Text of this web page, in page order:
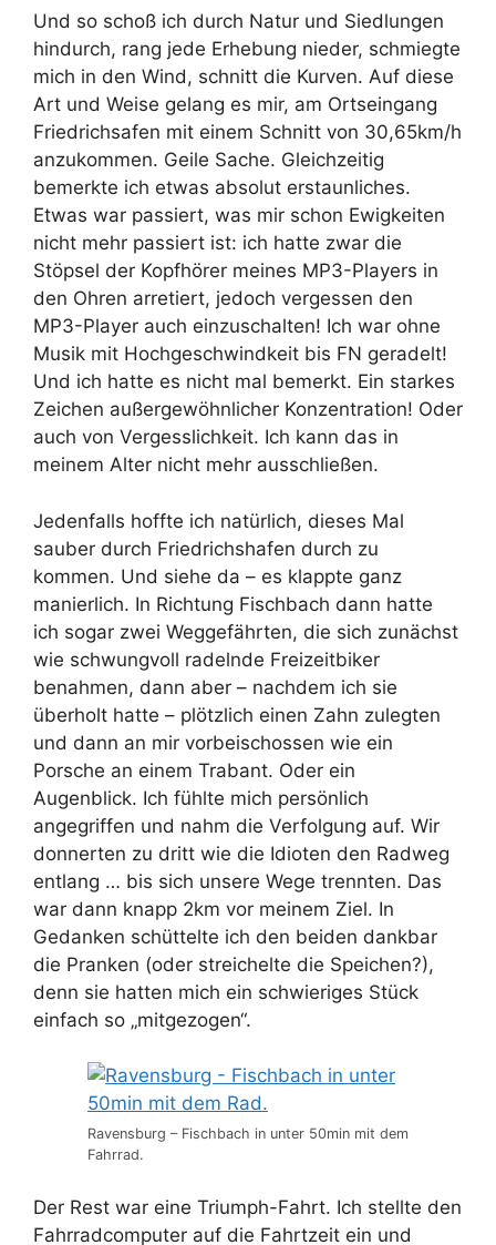
Und so schoß ich durch Natur und Siedlungen
hindurch, rang jede Erhebung nieder, schmiegte
mich in den Wind, schnitt die Kurven. Auf diese
Art und Weise gelang es mir, am Ortseingang
Friedrichsafen mit einem Schnitt von 30,65km/h
anzukommen. Geile Sache. Gleichzeitig
bemerkte ich etwas absolut erstaunliches.
Etwas war passiert, was mir schon Ewigkeiten
nicht mehr passiert ist: ich hatte zwar die
Stöpsel der Kopfhörer meines MP3-Players in
den Ohren arretiert, jedoch vergessen den
MP3-Player auch einzuschalten! Ich war ohne
Musik mit Hochgeschwindkeit bis FN geradelt!
Und ich hatte es nicht mal bemerkt. Ein starkes
Zeichen außergewöhnlicher Konzentration! Oder
auch von Vergesslichkeit. Ich kann das in
meinem Alter nicht mehr ausschließen.
Jedenfalls hoffte ich natürlich, dieses Mal
sauber durch Friedrichshafen durch zu
kommen. Und siehe da – es klappte ganz
manierlich. In Richtung Fischbach dann hatte
ich sogar zwei Weggefährten, die sich zunächst
wie schwungvoll radelnde Freizeitbiker
benahmen, dann aber – nachdem ich sie
überholt hatte – plötzlich einen Zahn zulegten
und dann an mir vorbeischossen wie ein
Porsche an einem Trabant. Oder ein
Augenblick. Ich fühlte mich persönlich
angegriffen und nahm die Verfolgung auf. Wir
donnerten zu dritt wie die Idioten den Radweg
entlang … bis sich unsere Wege trennten. Das
war dann knapp 2km vor meinem Ziel. In
Gedanken schüttelte ich den beiden dankbar
die Pranken (oder streichelte die Speichen?),
denn sie hatten mich ein schwieriges Stück
einfach so „mitgezogen“.
Ravensburg – Fischbach in unter 50min mit dem
Fahrrad.
Der Rest war eine Triumph-Fahrt. Ich stellte den
Fahrradcomputer auf die Fahrtzeit ein und